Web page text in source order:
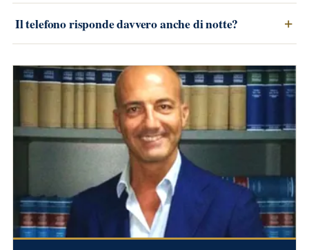
Il telefono risponde davvero anche di notte?